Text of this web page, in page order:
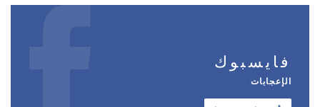
فايسبوك
الإعجابات